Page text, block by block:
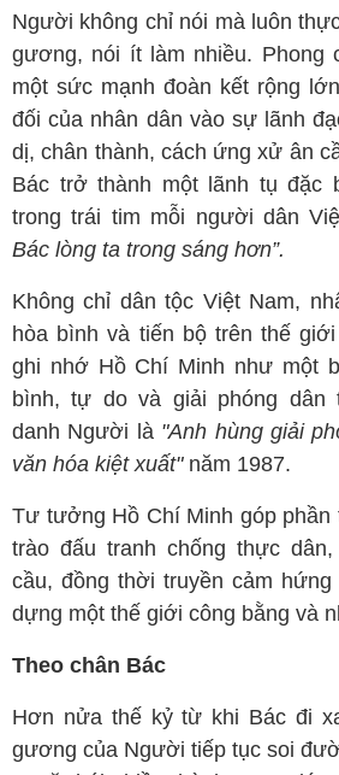
Người không chỉ nói mà luôn
gương, nói ít làm nhiều. Phong
một sức mạnh đoàn kết rộng
đối của nhân dân vào sự lãnh
dị, chân thành, cách ứng xử ân
Bác trở thành một lãnh tụ đặc
trong trái tim mỗi người dân
Bác lòng ta trong sáng hơn”.
Không chỉ dân tộc Việt Nam,
hòa bình và tiến bộ trên thế
ghi nhớ Hồ Chí Minh như một
bình, tự do và giải phóng dân
danh Người là "Anh hùng giải
văn hóa kiệt xuất" năm 1987.
Tư tưởng Hồ Chí Minh góp phần
trào đấu tranh chống thực
cầu, đồng thời truyền cảm
dựng một thế giới công bằng và
Theo chân Bác
Hơn nửa thế kỷ từ khi Bác đi
gương của Người tiếp tục soi